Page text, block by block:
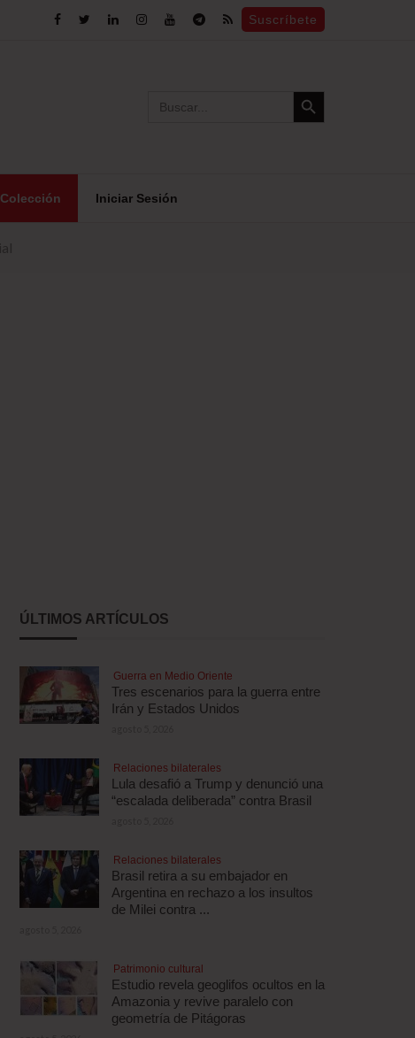
Suscríbete
for:
Search Button
Colección Iniciar Sesión
ÚLTIMOS ARTÍCULOS
Guerra en Medio Oriente
Tres escenarios para la guerra entre
Irán y Estados Unidos
Relaciones bilaterales
Lula desafió a Trump y denunció una
“escalada deliberada” contra Brasil
Relaciones bilaterales
Brasil retira a su embajador en
Argentina en rechazo a los insultos
de Milei contra ...
Patrimonio cultural
Estudio revela geoglifos ocultos en la
Amazonia y revive paralelo con
geometría de Pitágoras